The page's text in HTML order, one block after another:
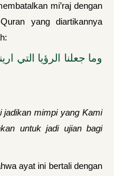
mi’raj dengan
yang diartikannya
jadikan mimpi yang Kami
untuk jadi ujian bagi
ayat ini bertali dengan